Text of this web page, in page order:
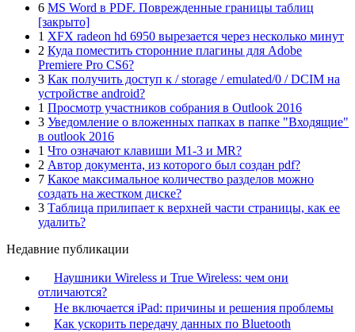
6 MS Word в PDF. Поврежденные границы таблиц
[закрыто]
1 XFX radeon hd 6950 вырезается через несколько минут
2 Куда поместить сторонние плагины для Adobe
Premiere Pro CS6?
3 Как получить доступ к / storage / emulated/0 / DCIM на
устройстве android?
1 Просмотр участников собрания в Outlook 2016
3 Уведомление о вложенных папках в папке "Входящие"
в outlook 2016
1 Что означают клавиши M1-3 и MR?
2 Автор документа, из которого был создан pdf?
7 Какое максимальное количество разделов можно
создать на жестком диске?
3 Таблица прилипает к верхней части страницы, как ее
удалить?
Недавние публикации
Наушники Wireless и True Wireless: чем они
отличаются?
Не включается iPad: причины и решения проблемы
Как ускорить передачу данных по Bluetooth